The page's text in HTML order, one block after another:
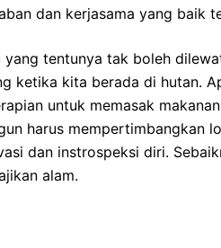
dan kerjasama yang baik
yang tentunya tak boleh
ketika kita berada di hutan.
untuk memasak
harus mempertimbangkan
dan instrospeksi diri.
alam.